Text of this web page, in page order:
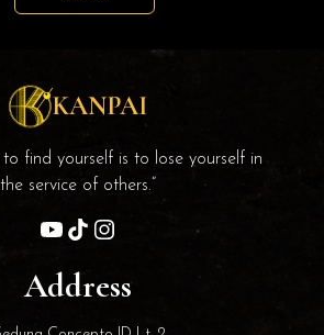
KANPAI
find yourself is to lose yourself in
the service of others.”
Address